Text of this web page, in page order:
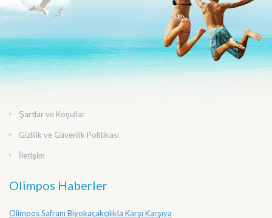
Şartlar ve Koşullar
Gizlilik ve Güvenlik Politikası
İletişim
Olimpos Haberler
Olimpos Safranı Biyokaçakçılıkla Karşı Karşıya